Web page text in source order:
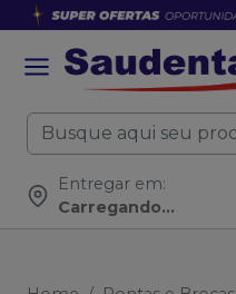
Entregar em:
Carregando...